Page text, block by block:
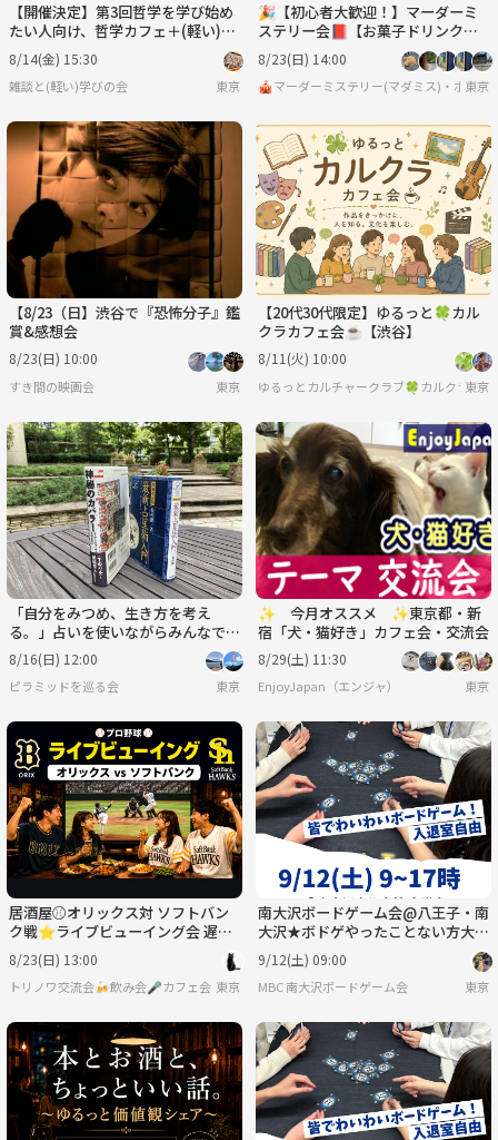
【開催決定】第3回哲学を学び始め
たい人向け、哲学カフェ＋(軽い)哲
学勉強会「浮気はどこからが浮気？
(仮)」
8/14(金) 15:30
雑談と(軽い)学びの会 東京
🎉【初心者大歓迎！】マーダーミ
ステリー会📕【お菓子ドリンク
付】【ボードゲーム、マダミス】
8/23(日) 14:00
🎪マーダーミステリー(マダミス)・ボード
東京
【8/23（日】渋谷で『恐怖分子』鑑
賞&感想会
8/23(日) 10:00
すき間の映画会 東京
【20代30代限定】ゆるっと🍀カル
クラカフェ会☕️【渋谷】
8/11(火) 10:00
ゆるっとカルチャークラブ🍀カルクラ🍀
東京
「自分をみつめ、生き方を考え
る。」占いを使いながらみんなでシ
ェアしよう！
8/16(日) 12:00
ピラミッドを巡る会 東京
✨ 今月オススメ ✨東京都・新
宿「犬・猫好き」カフェ会・交流会
8/29(土) 11:30
EnjoyJapan（エンジャ） 東京
居酒屋⚾️オリックス対 ソフトバン
ク戦⭐ライブビューイング会 遅刻
OK・お気軽1人参加✨みずほPayPa
yドーム✨
8/23(日) 13:00
トリノワ交流会🍻飲み会🎤カフェ会☕️カラオケ会☕️など👨‍👩‍👧🐦
東京
南大沢ボードゲーム会@八王子・南
大沢★ボドゲやったことない方大歓
迎【9/12(土) 9:00-17:00】
9/12(土) 09:00
MBC 南大沢ボードゲーム会 東京